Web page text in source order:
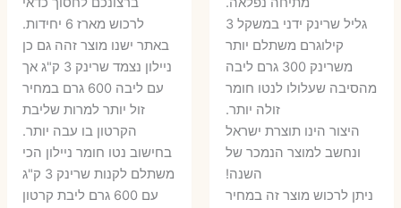
גליל שרינק ידני במשקל 3
קילוגרם משתלם יותר
משרינק 300 גרם ליבה
מהסיבה שעלולו לנטו חומר
זולה יותר.
היצור הינו תוצרת ישראל
ונחשב למוצר הנמכר של
השנה!
ניתן לרכוש מוצר זה במחיר
לרכוש מארז 6 יחידות.
באתר ישנו מוצר זהה גם כן
ניילון נצמד שרינק 3 ק"ג אך
עם ליבה 600 גרם במחיר
זול יותר למרות שליבת
הקרטון בו עבה יותר.
בחישוב נטו חומר ניילון הכי
משתלם לקנות שרינק 3 ק"ג
עם 600 גרם ליבת קרטון